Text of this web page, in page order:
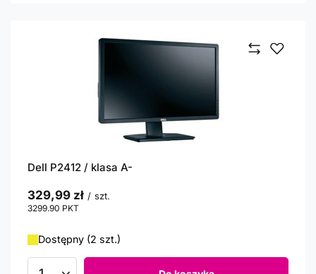
Dell P2412 / klasa A-
329,99 zł / szt.
3299.90 PKT
Dostępny (2 szt.)